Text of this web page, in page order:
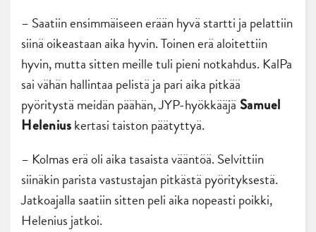
– Saatiin ensimmäiseen erään hyvä startti ja pelattiin
siinä oikeastaan aika hyvin. Toinen erä aloitettiin
hyvin, mutta sitten meille tuli pieni notkahdus. KalPa
sai vähän hallintaa pelistä ja pari aika pitkää
pyöritystä meidän päähän, JYP-hyökkääjä Samuel
Heleniuskertasi taiston päätyttyä.
– Kolmas erä oli aika tasaista vääntöä. Selvittiin
siinäkin parista vastustajan pitkästä pyörityksestä.
Jatkoajalla saatiin sitten peli aika nopeasti poikki,
Helenius jatkoi.